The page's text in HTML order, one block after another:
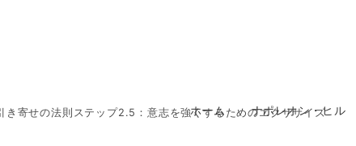
ホーム ナポレオン・ヒル
き寄せの法則ステップ2.5：意志を強くするためのエクササイズ